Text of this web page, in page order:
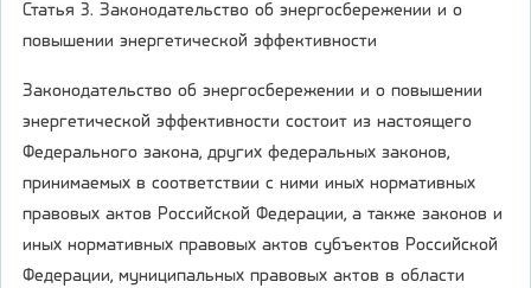
Статья 3. Законодательство об энергосбережении и о
повышении энергетической эффективности
Законодательство об энергосбережении и о повышении
энергетической эффективности состоит из настоящего
Федерального закона, других федеральных законов,
принимаемых в соответствии с ними иных нормативных
правовых актов Российской Федерации, а также законов и
иных нормативных правовых актов субъектов Российской
Федерации, муниципальных правовых актов в области